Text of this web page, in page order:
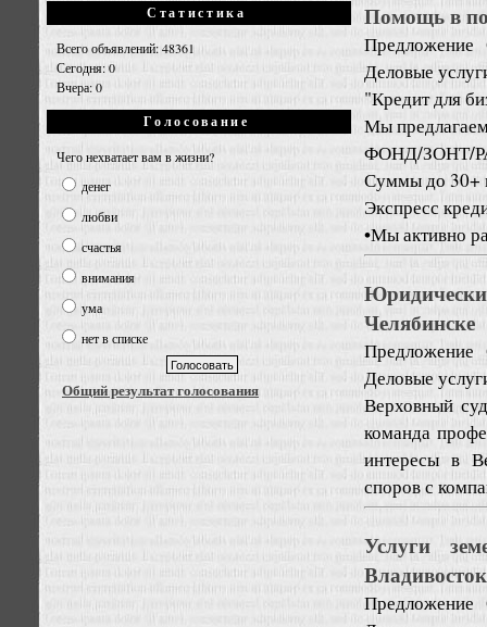
Статистика
Всего объявлений: 48361
Сегодня: 0
Вчера: 0
Голосование
Чего нехватает вам в жизни?
денег
любви
счастья
внимания
ума
нет в списке
Общий результат голосования
Помощь в
Предложение
Деловые
"Кредит для
Мы
ФОНД/ЗОНТ/
Суммы до 30+
Экспресс
•Мы активно
Челябинске
Предложение
Деловые
Верховный
команда
интересы в
споров с
Услуги
Предложение